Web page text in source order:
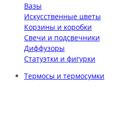
Вазы
Искусственные цветы
Корзины и коробки
Свечи и подсвечники
Диффузоры
Статуэтки и фигурки
Термосы и термосумки